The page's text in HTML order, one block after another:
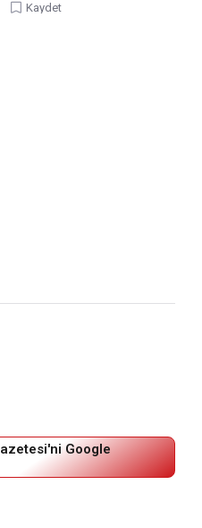
Kaydet
Google